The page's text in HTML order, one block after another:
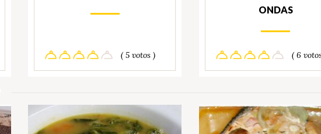
( 5 votos )
ONDAS
( 6